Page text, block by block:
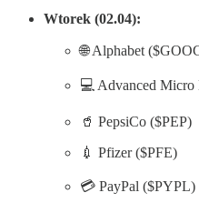
Wtorek (02.04):
🌐 Alphabet
💻 Advanced
🥤 PepsiCo ($PEP)
💉 Pfizer ($PFE)
💳 PayPal ($PYPL)